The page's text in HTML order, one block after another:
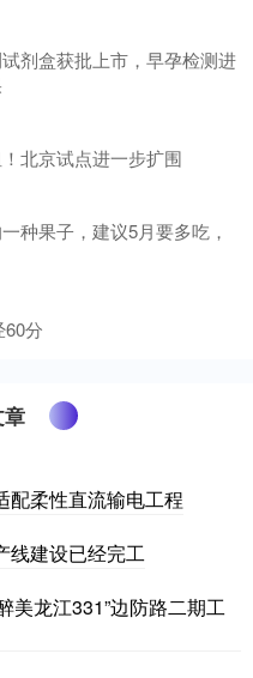
剂盒获批上市，早孕检测进
北京试点进一步扩围
种果子，建议5月要多吃，
分
配柔性直流输电工程
线建设已经完工
美龙江331”边防路二期工